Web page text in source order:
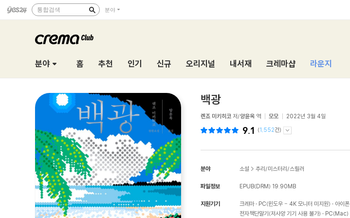
통합검색 분야
분야 홈 추천 인기 신규 오리지널 내서재 크레마샵 라운지
백광
렌죠 미키히코 저/양윤옥 역 모모 2022년 3월 4일
9.1 (1,552건)
분야 소설 > 추리/미스터리/스릴러
파일정보 EPUB(DRM) 19.90MB
지원기기 크레마 PC(윈도우 - 4K 모니터 미지원) 아이폰
전자책단말기(저사양 기기 사용 불가)
PC(Mac)